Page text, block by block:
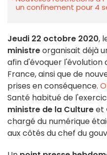
un confinement pour 4
Jeudi 22 octobre 2020,
ministreorganisait déjà
afin d'évoquer l'évolution
France, ainsi que de
prises en conséquence.
Santé habitué de
ministre de la Cultureet
chargé du numérique
aux côtés du chef du